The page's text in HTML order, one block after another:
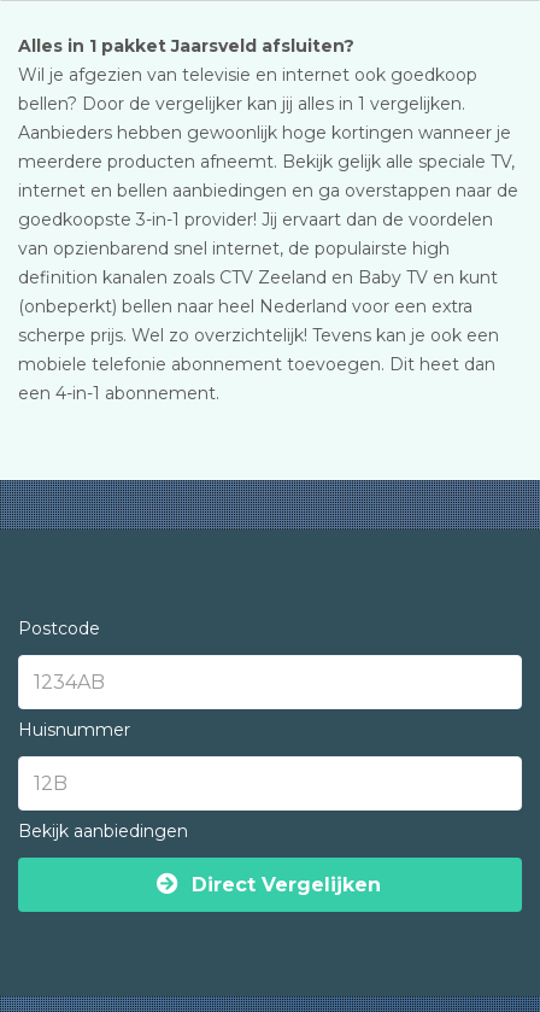
Alles in 1 pakket Jaarsveld afsluiten?
Wil je afgezien van televisie en internet ook goedkoop
bellen? Door de vergelijker kan jij alles in 1 vergelijken.
Aanbieders hebben gewoonlijk hoge kortingen wanneer je
meerdere producten afneemt. Bekijk gelijk alle speciale TV,
internet en bellen aanbiedingen en ga overstappen naar de
goedkoopste 3-in-1 provider! Jij ervaart dan de voordelen
van opzienbarend snel internet, de populairste high
definition kanalen zoals CTV Zeeland en Baby TV en kunt
(onbeperkt) bellen naar heel Nederland voor een extra
scherpe prijs. Wel zo overzichtelijk! Tevens kan je ook een
mobiele telefonie abonnement toevoegen. Dit heet dan
een 4-in-1 abonnement.
Postcode
Huisnummer
Bekijk aanbiedingen
Direct Vergelijken